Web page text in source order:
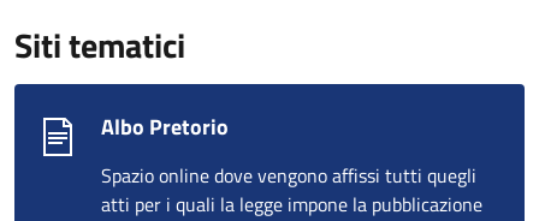
Siti tematici
Albo Pretorio
Spazio online dove vengono affissi tutti quegli
atti per i quali la legge impone la pubblicazione